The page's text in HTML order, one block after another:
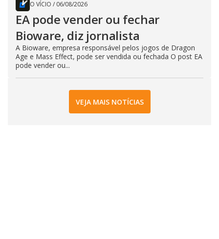
O VÍCIO / 06/08/2026
EA pode vender ou fechar
Bioware, diz jornalista
A Bioware, empresa responsável pelos jogos de Dragon
Age e Mass Effect, pode ser vendida ou fechada O post EA
pode vender ou...
VEJA MAIS NOTÍCIAS